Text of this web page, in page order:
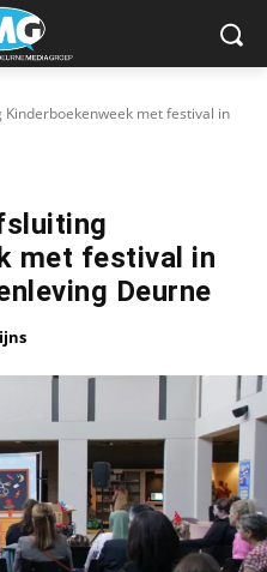
met festival in
met festival in
Deurne